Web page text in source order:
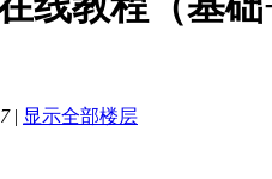
| 显示全部楼层